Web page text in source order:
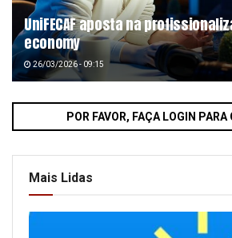
UniFECAF aposta na
economy
26/03/2026 - 09:15
POR FAVOR, FAÇA LOGIN
Mais Lidas